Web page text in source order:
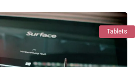
Tablets